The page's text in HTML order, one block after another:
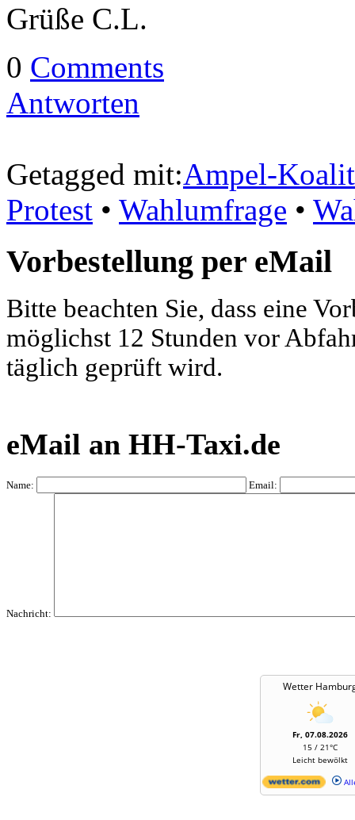
Grüße C.L.
0 Comments
Antworten
Getagged mit:Ampel-
Protest • Wahlumfrage •
Vorbestellung per eMail
Bitte beachten Sie, dass eine
möglichst 12 Stunden vor
täglich geprüft wird.
eMail an HH-Taxi.de
Name: Email:
Nachricht:
Wetter
Fr, 07.08.2026
15 / 21°C
Leicht bewölkt